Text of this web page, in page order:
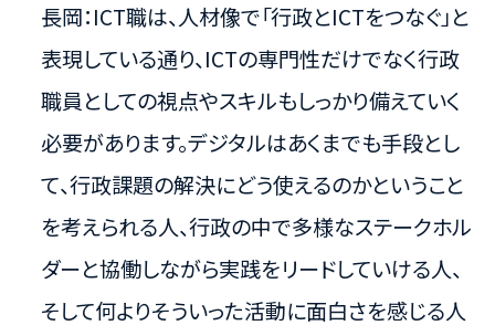
長岡：ICT職は、人材像で「行政とICTをつなぐ」と
表現している通り、ICTの専門性だけでなく行政
職員としての視点やスキルもしっかり備えていく
必要があります。デジタルはあくまでも手段とし
て、行政課題の解決にどう使えるのかということ
を考えられる人、行政の中で多様なステークホル
ダーと協働しながら実践をリードしていける人、
そして何よりそういった活動に面白さを感じる人